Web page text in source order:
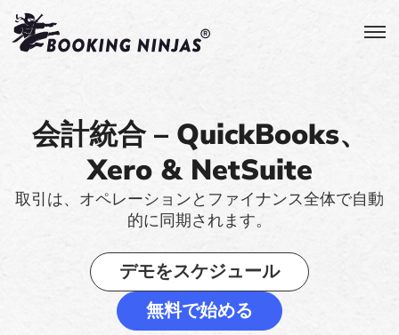
会計統合 – QuickBooks、
Xero & NetSuite
取引は、オペレーションとファイナンス全体で自動
的に同期されます。
デモをスケジュール
無料で始める